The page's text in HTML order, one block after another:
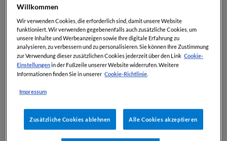
Erhältlich ab € 184,-* exkl. USt./Monat
*Entspricht einem Jahrespreis in der Höhe ab € 2.209,-
exkl. USt. Ab-Preis abhängig von Unternehmens- bzw.
Kanzleigröße.
Leseprobe
Willkommen
Wir verwenden Cookies, die erforderlich sind, damit unsere Website
funktioniert. Wir verwenden gegebenenfalls auch zusätzliche Cookies, um
unsere Inhalte und Werbeanzeigen sowie Ihre digitale Erfahrung zu
analysieren, zu verbessern und zu personalisieren. Sie können Ihre Zustimmung
zur Verwendung dieser zusätzlichen Cookies jederzeit über den Link Cookie-
Einstellungenin der Fußzeile unserer Website widerrufen. Weitere
Informationen finden Sie in unserer Cookie-Richtlinie
Impressum
Zusätzliche Cookies ablehnen Alle Cookies akzeptieren